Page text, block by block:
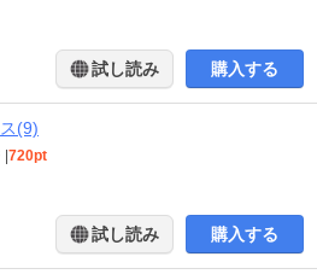
試し読み 購入する
(9)
|720pt
試し読み 購入する